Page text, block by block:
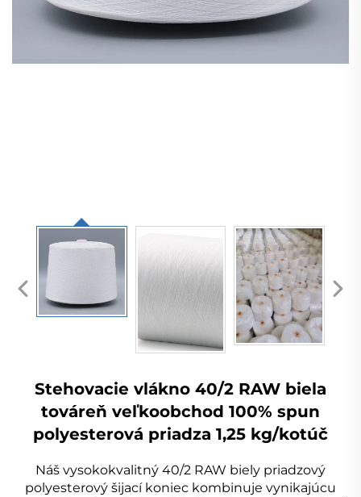
Stehovacie vlákno 40/2 RAW biela
továreň veľkoobchod 100% spun
polyesterová priadza 1,25 kg/kotúč
Náš vysokokvalitný 40/2 RAW biely priadzový
polyesterový šijací koniec kombinuje vynikajúcu